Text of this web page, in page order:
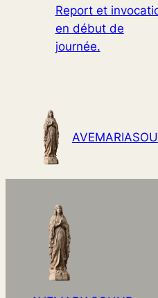
Report et
en début de
journée.